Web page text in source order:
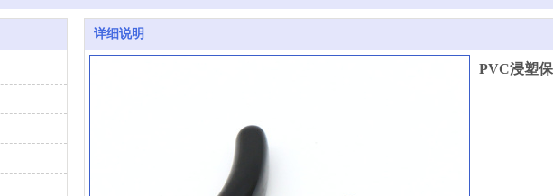
详细说明
PVC浸塑